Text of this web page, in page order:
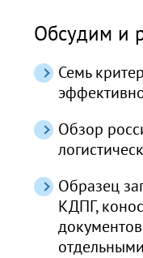
Обсудим и
Семь
Обзор
Образец
КДПГ,